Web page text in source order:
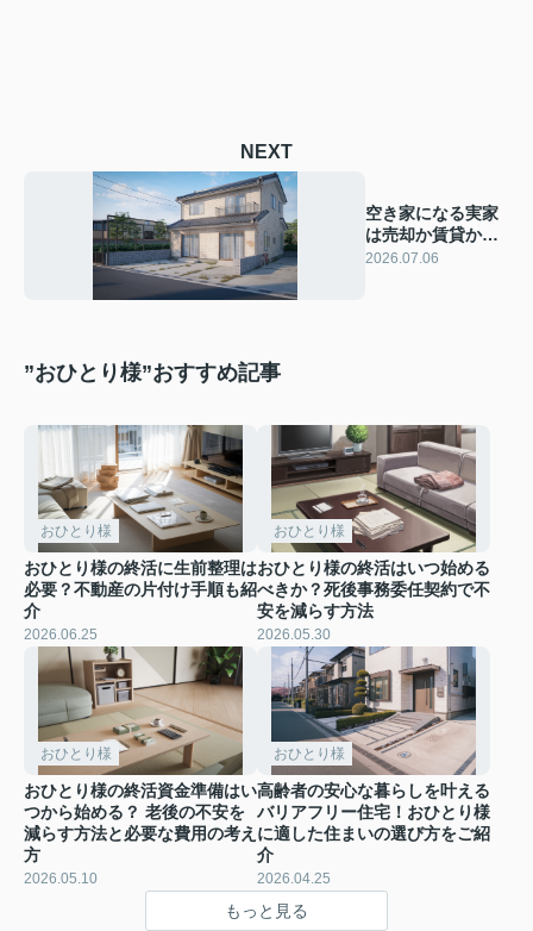
NEXT
空き家になる実家
は売却か賃貸か？
判断に迷う前に押
2026.07.06
”おひとり様”おすすめ記事
おひとり様
おひとり様の終活に生前整理は
必要？不動産の片付け手順も紹
介
2026.06.25
おひとり様
おひとり様の終活はいつ始める
べきか？死後事務委任契約で不
安を減らす方法
2026.05.30
おひとり様
おひとり様の終活資金準備はい
つから始める？ 老後の不安を
減らす方法と必要な費用の考え
方
2026.05.10
おひとり様
高齢者の安心な暮らしを叶える
バリアフリー住宅！おひとり様
に適した住まいの選び方をご紹
介
2026.04.25
もっと見る